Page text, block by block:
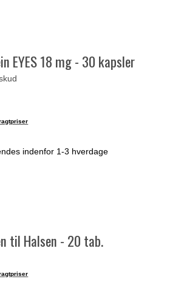
EYES 18 mg - 30 kapsler
indenfor 1-3 hverdage
til Halsen - 20 tab.